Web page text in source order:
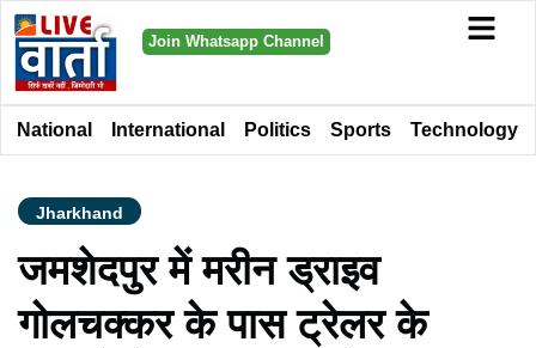
Join Whatsapp Channel
National International Politics Sports Technology
Jharkhand
जमशेदपुर में मरीन ड्राइव
गोलचक्कर के पास ट्रेलर के